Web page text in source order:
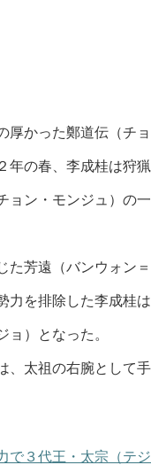
厚かった鄭道伝（チ
年の春、李成桂は狩
ョン・モンジュ）の
た芳遠（バンウォン
力を排除した李成桂
ョ）となった。
、太祖の右腕として
で３代王・太宗（テ